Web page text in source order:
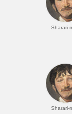
Sharari-
Sharari-